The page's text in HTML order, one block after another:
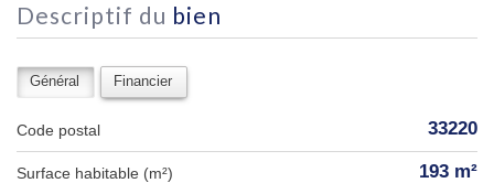
descriptif du bien
Général Financier
Code postal 33220
Surface habitable (m²) 193 m²